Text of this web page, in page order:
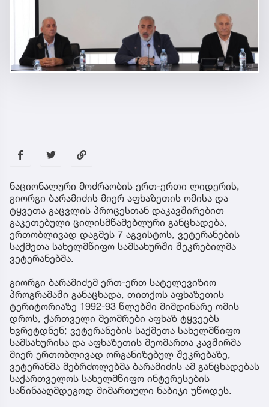
ნაციონალური მოძრაობის ერთ-ერთი ლიდერის,
გიორგი ბარამიძის მიერ აფხაზეთის ომისა და
ტყვეთა გაცვლის პროცესთან დაკავშირებით
გაკეთებული ცილისმწამებლური განცხადება,
ერთობლივად დაგმეს 7 აგვისტოს, ვეტერანების
საქმეთა სახელმწიფო სამსახურში შეკრებილმა
ვეტერანებმა.
გიორგი ბარამიძემ ერთ-ერთ სატელევიზიო
პროგრამაში განაცხადა, თითქოს აფხაზეთის
ტერიტორიაზე 1992-93 წლებში მიმდინარე ომის
დროს, ქართველი მეომრები აფხაზ ტყვეებს
ხვრეტდნენ; ვეტერანების საქმეთა სახელმწიფო
სამსახურისა და აფხაზეთის მეომართა კავშირმა
მიერ ერთობლივად ორგანიზებულ შეკრებაზე,
ვეტერანმა მებრძოლებმა ბარამიძის ამ განცხადებას
საქართველოს სახელმწიფო ინტერესების
საწინააღმდეგოდ მიმართული ნაბიჯი უწოდეს.